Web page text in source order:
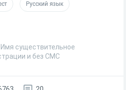
Русский язык
существительное
и без СМС